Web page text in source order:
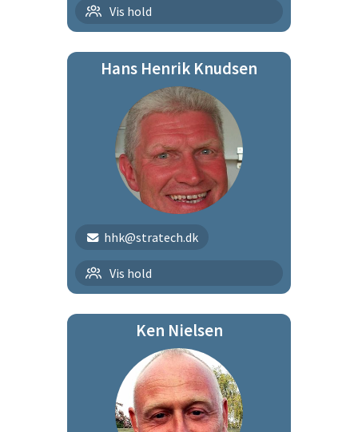
Vis hold
Tirsdagsholdet
Hans Henrik Knudsen
hhk@stratech.dk
Vis hold
Tirsdagsholdet
Ken Nielsen